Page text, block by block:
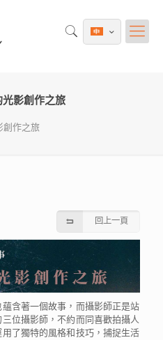
影創作之旅
創作之旅
回上一頁
含著一個故事，而攝影師正是站
位攝影師，不約而同喜歡拍攝人
了獨特的風格和技巧，捕捉生活